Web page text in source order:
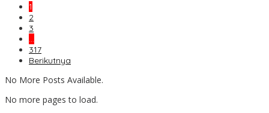
1
2
3
…
317
Berikutnya
No More Posts Available.
No more pages to load.